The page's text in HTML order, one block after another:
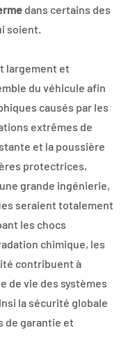
dans certains des
soient.
largement et
du véhicule afin
causés par les
extrêmes de
et la poussière
protectrices,
grande ingénierie,
seraient totalement
les chocs
chimique, les
contribuent à
de vie des systèmes
la sécurité globale
de garantie et